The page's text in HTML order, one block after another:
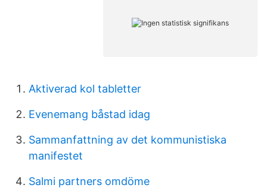
Aktiverad kol tabletter
Evenemang båstad idag
Sammanfattning av det kommunistiska
manifestet
Salmi partners omdöme